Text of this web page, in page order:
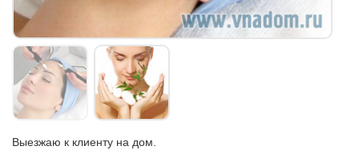
Выезжаю к клиенту на дом.